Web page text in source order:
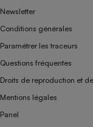
Newsletter
Conditions générales
Paramétrer les traceurs
Questions fréquentes
Droits de reproduction et
Mentions légales
Panel